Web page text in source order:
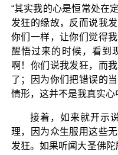
“其实我的心是恒常处在
发狂的缘故，反而说我
你们一样，让你们觉得
醒悟过来的时候，看到
啊！你们说我发狂，而
了；因为你们把错误的
情形，这并不是我真实心
接着，如来就开示
理，因为众生服用这些
发狂。如果听闻大圣佛陀